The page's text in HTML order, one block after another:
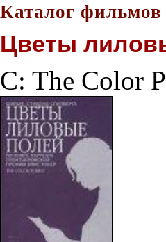
Каталог фильмов
Цветы
C: The Color